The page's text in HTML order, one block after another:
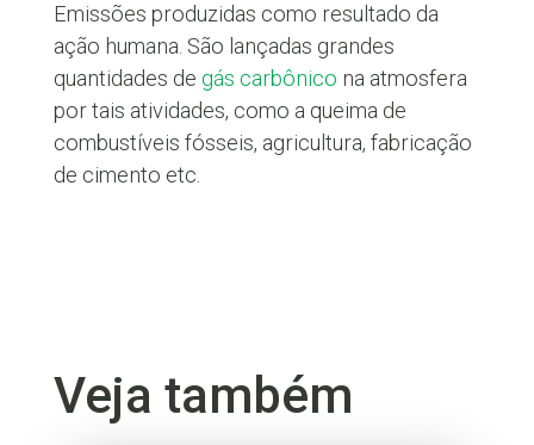
Emissões produzidas como resultado da
ação humana. São lançadas grandes
quantidades de gás carbônico na atmosfera
por tais atividades, como a queima de
combustíveis fósseis, agricultura, fabricação
de cimento etc.
Veja também